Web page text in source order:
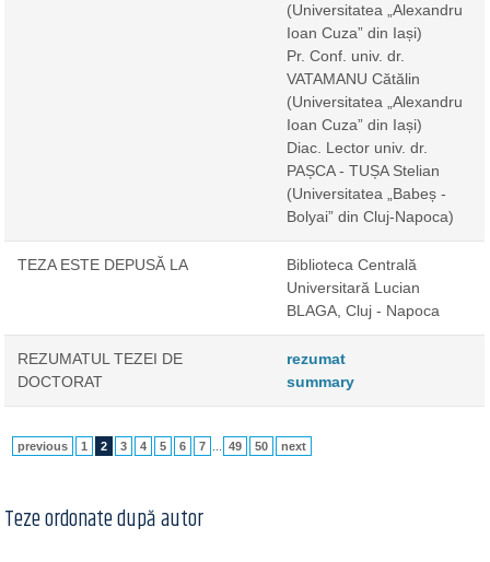
(Universitatea „Alexandru
Ioan Cuza” din Iași)
Pr. Conf. univ. dr.
VATAMANU Cătălin
(Universitatea „Alexandru
Ioan Cuza” din Iași)
Diac. Lector univ. dr.
PAȘCA - TUȘA Stelian
(Universitatea „Babeș -
Bolyai” din Cluj-Napoca)
TEZA ESTE DEPUSĂ LA
Biblioteca Centrală
Universitară Lucian
BLAGA, Cluj - Napoca
REZUMATUL TEZEI DE
DOCTORAT
rezumat
summary
previous 1 2 3 4 5 6 7 49 50 next
Teze ordonate după autor